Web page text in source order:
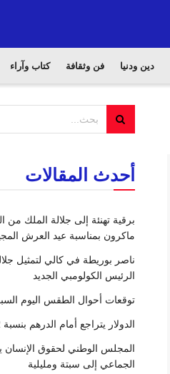
دين ودنيا فن وثقافة كتاب وآراء
أحدث المقالات
برقية تهنئة إلى جلالة الملك من
ماكرون بمناسبة عيد العرش
ناصر بوريطة في كالي لتمثيل
الرئيس الكولومبي الجديد
توقعات أحوال الطقس اليوم
الدولار يتراجع أمام الدرهم بنسبة 0,42% خلال أسبوع
المجلس الوطني لحقوق الإنسان
الجماعي إلى سبتة ومليلية